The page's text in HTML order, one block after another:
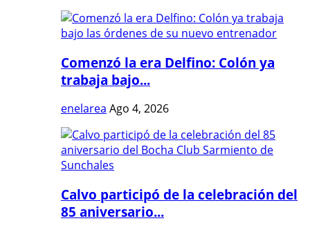
Comenzó la era Delfino: Colón ya
trabaja bajo...
enelarea Ago 4, 2026
Calvo participó de la celebración del
85 aniversario...